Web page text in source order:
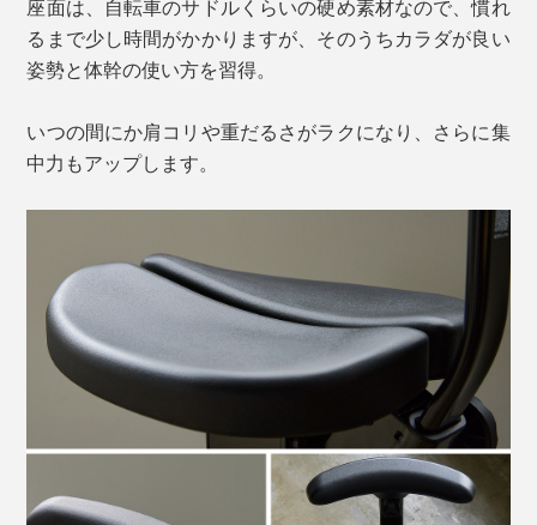
座面は、自転車のサドルくらいの硬め素材なので、慣れ
るまで少し時間がかかりますが、そのうちカラダが良い
姿勢と体幹の使い方を習得。
いつの間にか肩コリや重だるさがラクになり、さらに集
中力もアップします。